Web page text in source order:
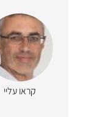
קראו עליי